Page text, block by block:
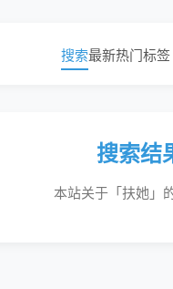
搜索最新热门标签
搜索结
本站关于「扶她」